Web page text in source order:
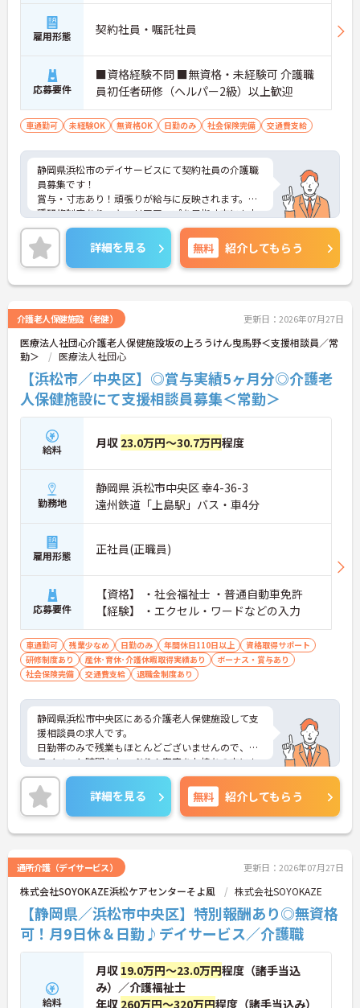
雇用形態 契約社員・嘱託社員
応募要件
■資格経験不問 ■無資格・未経験可 介護職
員初任者研修（ヘルパー2級）以上歓迎
車通勤可 未経験OK 無資格OK 日勤のみ 社会保険完備 交通費支給
静岡県浜松市のデイサービスにて契約社員の介護職
員募集です！
賞与・寸志あり！頑張りが給与に反映されます。各
種研修制度あり、キャリアアップを目指す方にもお
すすめです♪
ご興味のある方には、面接対策ポイントなどさらに
詳細をお話いたしますので、お気軽にご相談くださ
い。
詳細を見る 無料 紹介してもらう
介護老人保健施設（老健） 更新日：2026年07月27日
医療法人社団心介護老人保健施設坂の上ろうけん曳馬野＜支援相談員／常
勤＞
医療法人社団心
【浜松市／中央区】◎賞与実績5ヶ月分◎介護老
人保健施設にて支援相談員募集＜常勤＞
給料 月収 23.0万円～30.7万円程度
勤務地
静岡県 浜松市中央区 幸4-36-3
遠州鉄道「上島駅」バス・車4分
雇用形態 正社員(正職員)
応募要件
【資格】 ・社会福祉士 ・普通自動車免許
【経験】 ・エクセル・ワードなどの入力
車通勤可 残業少なめ 日勤のみ 年間休日110日以上
資格取得サポート
研修制度あり
産休･育休･介護休暇取得実績あり
ボーナス・賞与あり
社会保険完備
交通費支給 退職金制度あり
静岡県浜松市中央区にある介護老人保健施設して支
援相談員の求人です。
日勤帯のみで残業もほとんどございませんので、プ
ライベート時間もたっぷり！家庭をお持ちの方にも
おすすめの求人です◎
無料駐車場完備！マイカー通勤OKなので毎日の通勤
も楽々です♪
ご興味をお持ちの方はお気軽にお問合せ下さい！
詳細を見る 無料 紹介してもらう
通所介護（デイサービス） 更新日：2026年07月27日
株式会社SOYOKAZE浜松ケアセンターそよ風 株式会社SOYOKAZE
【静岡県／浜松市中央区】特別報酬あり◎無資格
可！月9日休＆日勤♪デイサービス／介護職
給料
月収 19.0万円～23.0万円程度（諸手当込
み）／介護福祉士
年収 260万円～320万円程度（諸手当込み）